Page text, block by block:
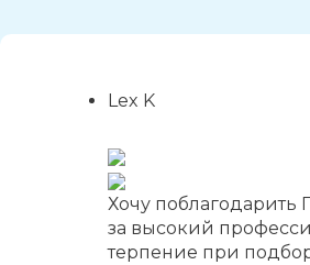
Lex K
Хочу поблагодарить
за высокий
терпение при